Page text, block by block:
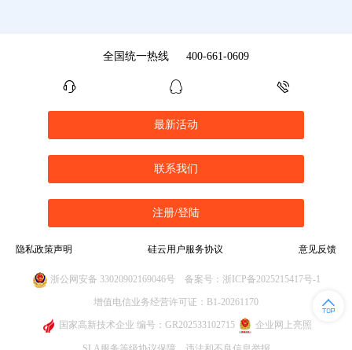
全国统一热线 400-661-0609
最新活动
联系我们
注册/登陆
隐私政策声明 硅云用户服务协议 意见反馈
浙公网安备 33020902169046号 备案号：浙ICP备2025215417号-1
增值电信业务经营许可证：B1-20261170
国家高新技术企业 编号：GR202533102715 企业网上亮照